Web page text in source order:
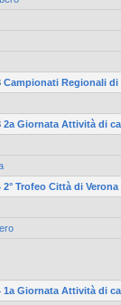
Campionati Regionali
2a Giornata Attività di
2° Trofeo Città di
1a Giornata Attività di